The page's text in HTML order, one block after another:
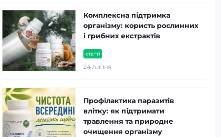
статті
24 липня
Комплексна підтримка
організму: користь рослинних
і грибних екстрактів
Профілактика паразитів
влітку: як підтримати
травлення та природне
очищення організму